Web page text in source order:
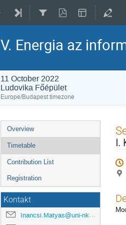
V. Energia az
11 October 2022
Ludovika Főépület
Europe/Budapest timezone
Event
menu
Overview
Timetable
Contribution List
Registration
Kontakt
Inancsi.Matyas@uni-nke.hu
I.